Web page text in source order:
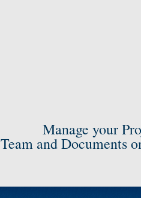
Manage your
Team and Documents